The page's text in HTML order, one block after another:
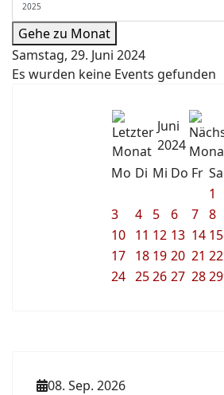
Gehe zu Monat
Samstag, 29. Juni 2024
Es wurden keine Events gefunden
Juni
2024
Mo Di Mi Do Fr Sa
1
3
4 5 6 7 8
10 11 12 13 14 15
17 18 19 20 21 22
24 2526 27 2829
08. Sep. 2026